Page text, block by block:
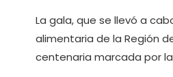
La gala, que se llevó a
alimentaria de la Región
centenaria marcada por